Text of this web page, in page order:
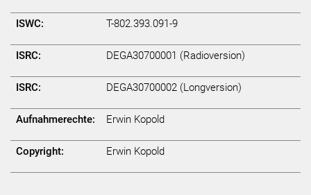
ISWC: T-802.393.091-9
ISRC: DEGA30700001 (Radioversion)
ISRC: DEGA30700002 (Longversion)
Aufnahmerechte: Erwin Kopold
Copyright: Erwin Kopold